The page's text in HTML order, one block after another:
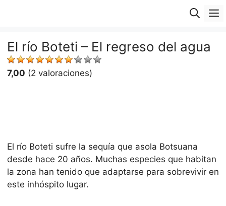
El río Boteti – El regreso del agua
7,00 (2 valoraciones)
El río Boteti sufre la sequía que asola Botsuana
desde hace 20 años. Muchas especies que habitan
la zona han tenido que adaptarse para sobrevivir en
este inhóspito lugar.